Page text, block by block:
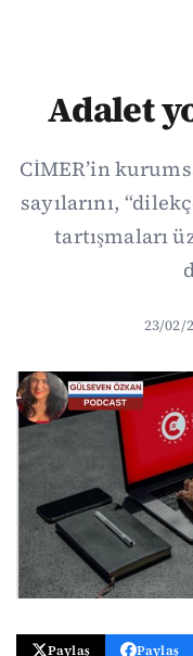
Adalet
CİMER’in
sayılarını,
tartışmaları
23/02/
Paylaş Paylaş